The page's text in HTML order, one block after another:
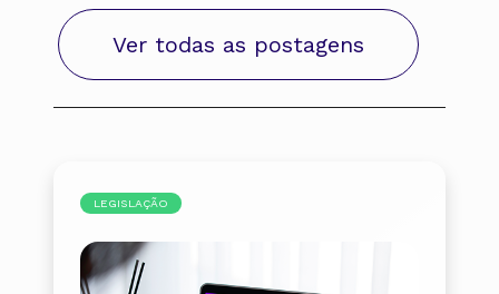
Ver todas as postagens
LEGISLAÇÃO